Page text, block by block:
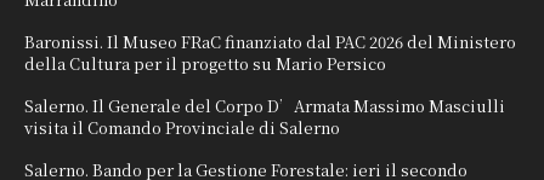
Baronissi. Il Museo FRaC finanziato dal PAC 2026 del Ministero
della Cultura per il progetto su Mario Persico
Salerno. Il Generale del Corpo D’Armata Massimo Masciulli
visita il Comando Provinciale di Salerno
Salerno. Bando per la Gestione Forestale: ieri il secondo